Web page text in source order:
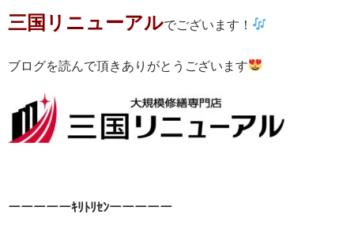
三国リニューアルでございます！
ブログを読んで頂きありがとうございます
ーーーーーｷﾘﾄﾘｾﾝーーーーー